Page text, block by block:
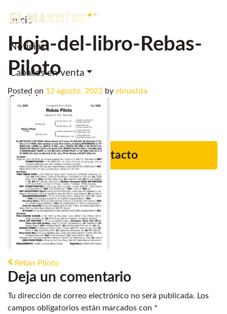
Inicio
Noticias.
Caballos en venta
Servicios
Criadero
Contacto
Main Navigation
Hoja-del-libro-Rebas-
Piloto
Posted on 12 agosto, 2022 by elmashta
Post navigation
Rebas Piloto
Deja un comentario
Tu dirección de correo electrónico no será publicada. Los
campos obligatorios están marcados con *